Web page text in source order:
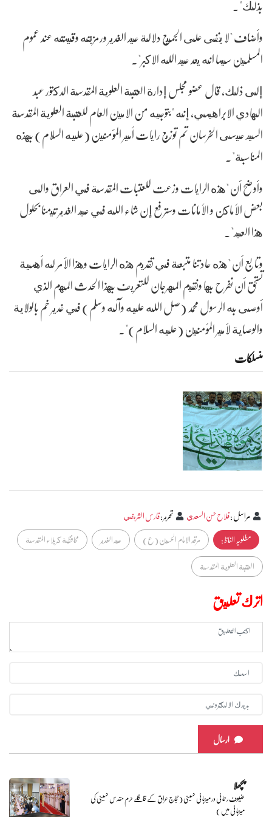
وأضاف "لا يخفى على الجميع دلالة عيد الغدير ورمزيته وقيمته عند عموم
المسلمين سيما انه يعد عيد الله الاكبر".
إلى ذلك، قال عضو مجلس إدارة العتبة العلوية المقدسة الدكتور عبد
الهادي الابراهيمي، إنه "بتوجيه من الامين العام للعتبة العلوية المقدسة
السيد عيسى الخرسان تم توزيع رايات أمير المؤمنين (عليه السلام) بهذه
المناسبة".
وأوضح أن "هذه الرايات وزعت للعتبات المقدسة في العراق والى
بعض الأماكن و الأمانات وسترفع إن شاء الله في عيد الغدير تيمنا بحلول
هذا العيد".
وتابع أن "هذه عادتنا متبعة في تقديم هذه الرايات وهذا الأمر له أهمية
تستحق أن نفرح بها ونقيم المهرجان للتعريف بهذا الحدث المهم الذي
أوصى به الرسول محمد (صل الله عليه وآله وسلم) في غدير خم بالولاية
والوصاية لأمير المؤمنين (عليه السلام)".
منسلکات
مراسل:فلاح حسن السعدي تحرير:فارس الشريفي
مطلوبہ الفاظ :
مرقد الامام الحسين (ع) عيد الغدير
محافظة كربلاء المقدسة
العتبة العلوية المقدسة
اترك تعليق
ارسال
پچھلا
ضیوف رحمانی در میزبانی حسینی (حجاج عراق کے قافلے حرم مقدس حسینی کی
میزبانی میں )